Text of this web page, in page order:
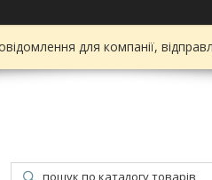
для компанії,